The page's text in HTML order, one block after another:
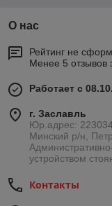
О нас
Рейтинг не
Менее 5 отзывов
Работает с
г. Заславль
Юр.адрес:
Минский р/н,
устройством
Контакты